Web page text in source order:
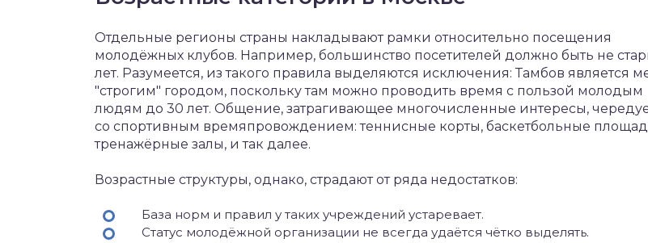
Отдельные регионы страны накладывают рамки относительно посещения
молодёжных клубов. Например, большинство посетителей должно быть не
лет. Разумеется, из такого правила выделяются исключения: Тамбов является
"строгим" городом, поскольку там можно проводить время с пользой молодым
людям до 30 лет. Общение, затрагивающее многочисленные интересы,
со спортивным времяпровождением: теннисные корты, баскетбольные
тренажёрные залы, и так далее.
Возрастные структуры, однако, страдают от ряда недостатков:
База норм и правил у таких учреждений устаревает.
Статус молодёжной организации не всегда удаётся чётко выделять.